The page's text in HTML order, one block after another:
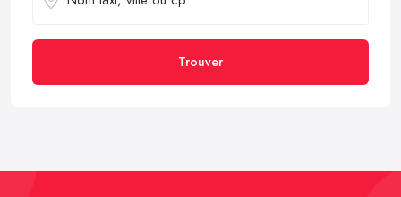
Trouver